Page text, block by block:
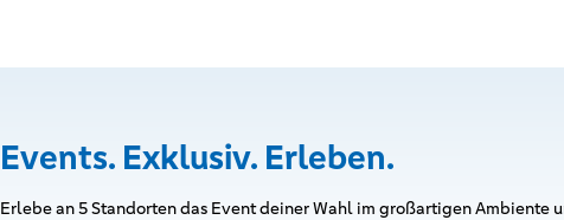
Events. Exklusiv. Erleben.
Erlebe an 5 Standorten das Event deiner Wahl im großartigen Ambiente